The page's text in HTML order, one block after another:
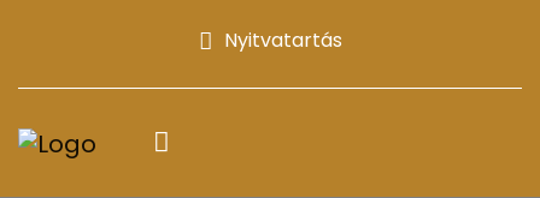
Nyitvatartás